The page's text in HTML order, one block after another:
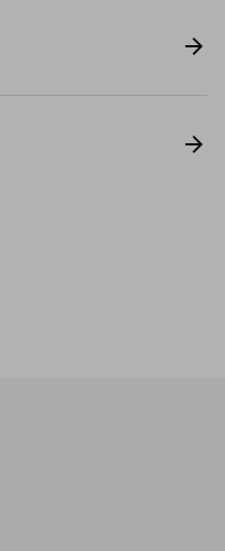
Нагоре